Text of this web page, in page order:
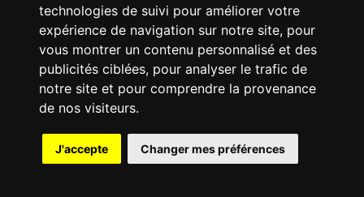
technologies de suivi pour améliorer votre
expérience de navigation sur notre site, pour
vous montrer un contenu personnalisé et des
publicités ciblées, pour analyser le trafic de
notre site et pour comprendre la provenance
de nos visiteurs.
J'accepte Changer mes préférences
{{ID:VIR100}} ---CACHE---
© 2003-2029 - Tous droits réservés - Olivetti Media Communication